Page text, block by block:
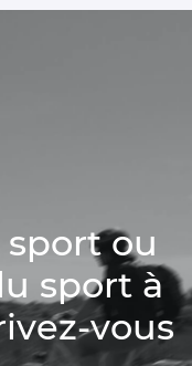
ou
sport à
vous